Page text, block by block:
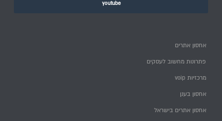
youtube
אחסון אתרים
פתרונות מחשוב לעסקים
מרכזיות voip
אחסון בענן
אחסון אתרים בישראל